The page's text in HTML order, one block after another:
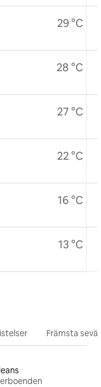
29 °C
28 °C
27 °C
22 °C
16 °C
13 °C
Främsta